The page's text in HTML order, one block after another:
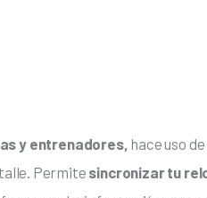
y entrenadores, hace uso de
Permite sincronizar tu